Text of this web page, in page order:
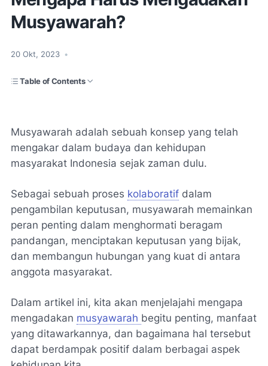
Musyawarah?
20 Okt, 2023 •
Table of Contents
Musyawarah adalah sebuah konsep yang telah
mengakar dalam budaya dan kehidupan
masyarakat Indonesia sejak zaman dulu.
Sebagai sebuah proses kolaboratif dalam
pengambilan keputusan, musyawarah memainkan
peran penting dalam menghormati beragam
pandangan, menciptakan keputusan yang bijak,
dan membangun hubungan yang kuat di antara
anggota masyarakat.
Dalam artikel ini, kita akan menjelajahi mengapa
mengadakan musyawarah begitu penting, manfaat
yang ditawarkannya, dan bagaimana hal tersebut
dapat berdampak positif dalam berbagai aspek